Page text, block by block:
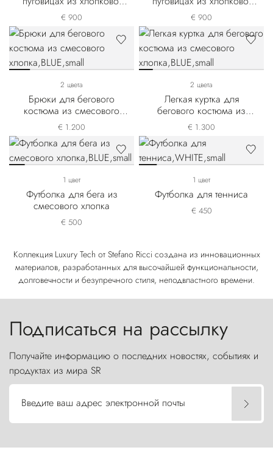
шелкового пике
€ 900
шелкового пике
€ 900
2 цвета
Брюки для бегового
костюма из смесового
хлопка
€ 1.200
2 цвета
Легкая куртка для
бегового костюма из
смесового хлопка
€ 1.300
1 цвет
Футболка для бега из
смесового хлопка
€ 500
1 цвет
Футболка для тенниса
€ 450
Коллекция Luxury Tech от Stefano Ricci создана из инновационных
материалов, разработанных для высочайшей функциональности,
долговечности и безупречного стиля, неподвластного времени.
Подписаться на рассылку
Получайте информацию о последних новостях, событиях и
продуктах из мира SR
Введите ваш адрес электронной почты